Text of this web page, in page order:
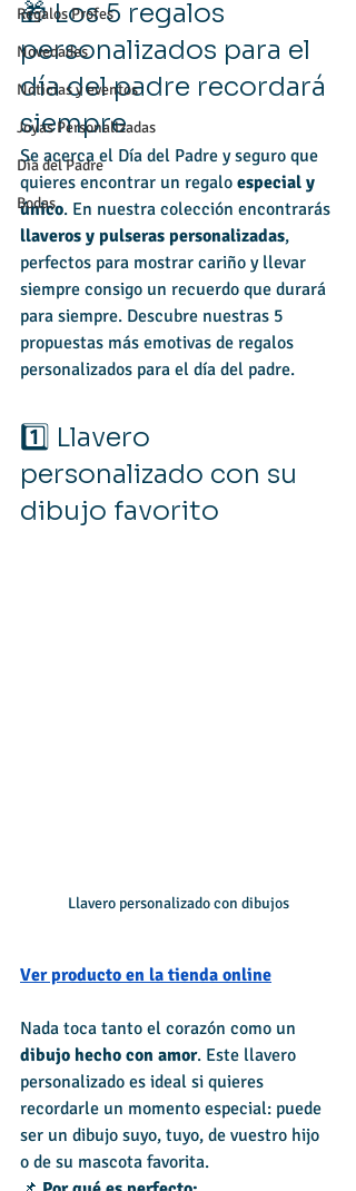
Regalos Profes
Novedades
Noticias y eventos
Joyas Personalizadas
Día del Padre
Bodas
🎁 Los 5 regalos
personalizados para el
día del padre recordará
siempre
Se acerca el Día del Padre y seguro que
quieres encontrar un regalo especial y
único. En nuestra colección encontrarás
llaveros y pulseras personalizadas,
perfectos para mostrar cariño y llevar
siempre consigo un recuerdo que durará
para siempre. Descubre nuestras 5
propuestas más emotivas de regalos
personalizados para el día del padre.
1️⃣ Llavero
personalizado con su
dibujo favorito
Llavero personalizado con dibujos
Ver producto en la tienda online
Nada toca tanto el corazón como un
dibujo hecho con amor. Este llavero
personalizado es ideal si quieres
recordarle un momento especial: puede
ser un dibujo suyo, tuyo, de vuestro hijo
o de su mascota favorita.